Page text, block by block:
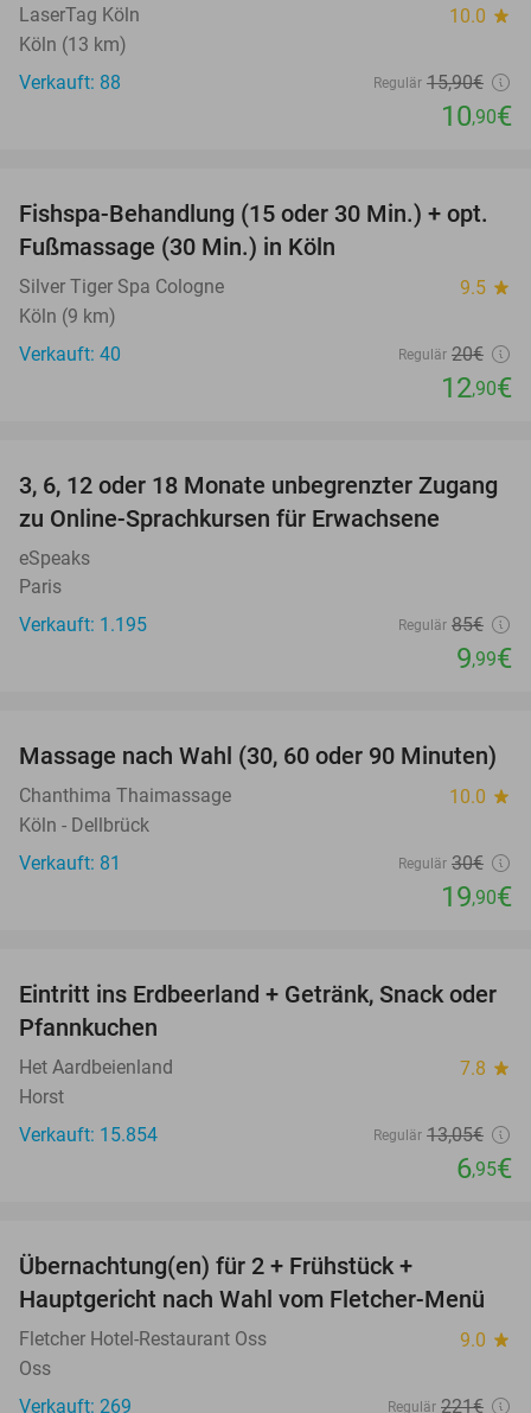
LaserTag Köln 10.0 star
Köln (13 km)
Verkauft: 88
Regulär 15,90€
10,90€
36%
Fishspa-Behandlung (15 oder 30 Min.) + opt.
Fußmassage (30 Min.) in Köln
Silver Tiger Spa Cologne 9.5 star
Köln (9 km)
Verkauft: 40
Regulär 20€
12,90€
88%
3, 6, 12 oder 18 Monate unbegrenzter Zugang
zu Online-Sprachkursen für Erwachsene
eSpeaks
Paris
Verkauft: 1.195
Regulär 85€
9,99€
34%
Massage nach Wahl (30, 60 oder 90 Minuten)
Chanthima Thaimassage 10.0 star
Köln - Dellbrück
Verkauft: 81
Regulär 30€
19,90€
47%
Eintritt ins Erdbeerland + Getränk, Snack oder
Pfannkuchen
Het Aardbeienland 7.8 star
Horst
Verkauft: 15.854
Regulär 13,05€
6,95€
Übernachtung(en) für 2 + Frühstück +
Hauptgericht nach Wahl vom Fletcher-Menü
Fletcher Hotel-Restaurant Oss 9.0 star
Oss
Verkauft: 269
Regulär 221€